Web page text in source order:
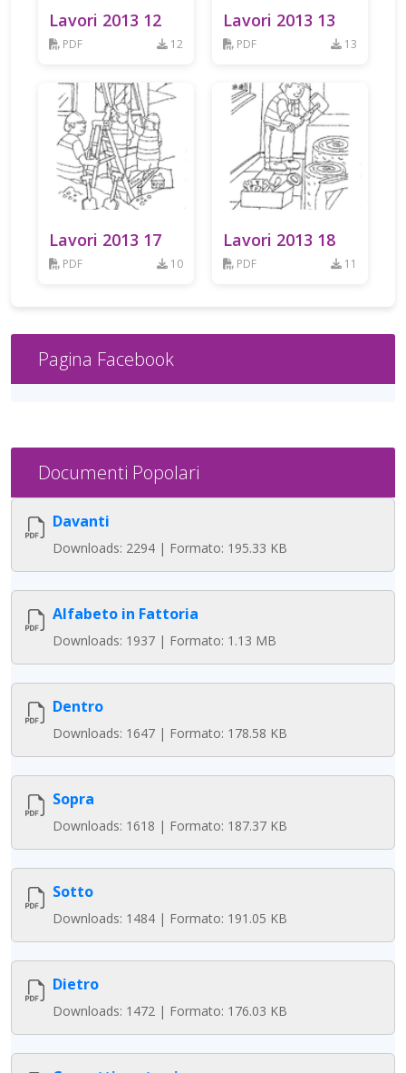
Lavori 2013 12
PDF 12
Lavori 2013 13
PDF 13
Lavori 2013 17
PDF 10
Lavori 2013 18
PDF 11
Pagina Facebook
Documenti Popolari
Davanti
Downloads: 2294 | Formato: 195.33 KB
Alfabeto in Fattoria
Downloads: 1937 | Formato: 1.13 MB
Dentro
Downloads: 1647 | Formato: 178.58 KB
Sopra
Downloads: 1618 | Formato: 187.37 KB
Sotto
Downloads: 1484 | Formato: 191.05 KB
Dietro
Downloads: 1472 | Formato: 176.03 KB